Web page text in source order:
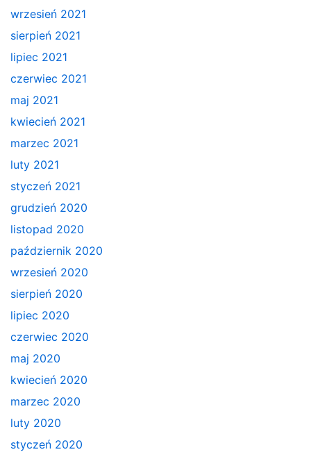
wrzesień 2021
sierpień 2021
lipiec 2021
czerwiec 2021
maj 2021
kwiecień 2021
marzec 2021
luty 2021
styczeń 2021
grudzień 2020
listopad 2020
październik 2020
wrzesień 2020
sierpień 2020
lipiec 2020
czerwiec 2020
maj 2020
kwiecień 2020
marzec 2020
luty 2020
styczeń 2020